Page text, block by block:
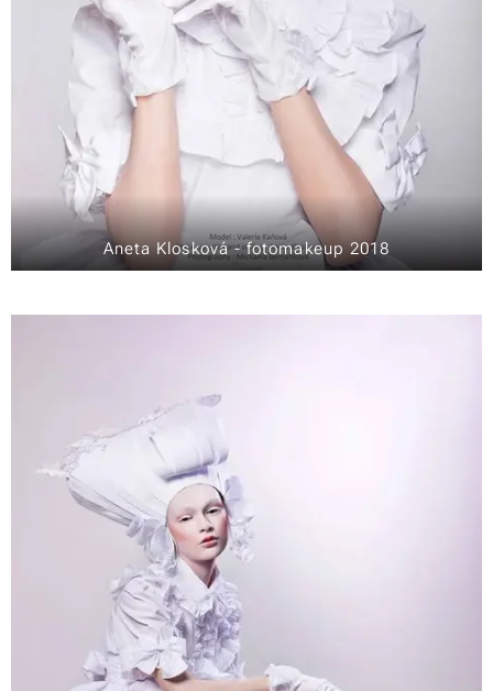
Aneta Klosková - fotomakeup 2018